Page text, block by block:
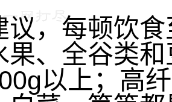
议，每顿饮
果、全谷类
以上；高